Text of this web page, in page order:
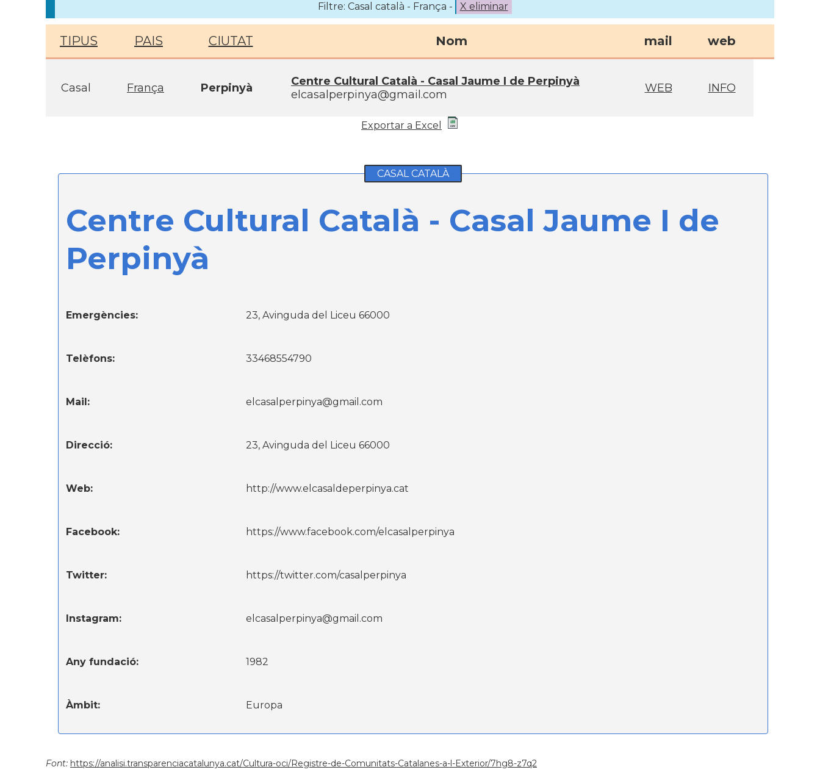
Filtre: Casal català - França - X eliminar
TIPUS PAIS CIUTAT Nom mail web
Casal França Perpinyà
Centre Cultural Català - Casal Jaume I de Perpinyà
elcasalperpinya@gmail.com
WEB INFO
Exportar a Excel
CASAL CATALÀ
Centre Cultural Català - Casal Jaume I de
Perpinyà
Emergències: 23, Avinguda del Liceu 66000
Telèfons: 33468554790
Mail: elcasalperpinya@gmail.com
Direcció: 23, Avinguda del Liceu 66000
Web: http://www.elcasaldeperpinya.cat
Facebook: https://www.facebook.com/elcasalperpinya
Twitter: https://twitter.com/casalperpinya
Instagram: elcasalperpinya@gmail.com
Any fundació: 1982
Àmbit: Europa
Font: https://analisi.transparenciacatalunya.cat/Cultura-oci/Registre-de-Comunitats-Catalanes-a-l-Exterior/7hg8-z7q2